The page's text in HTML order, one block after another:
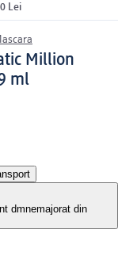
Lei
Million
ml
dmnemajorat din